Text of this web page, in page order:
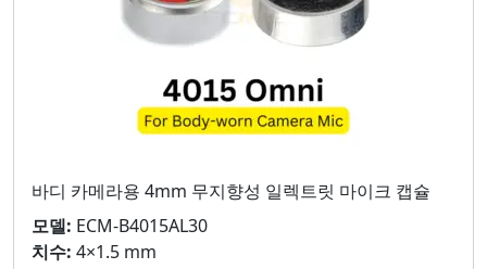
바디 카메라용 4mm 무지향성 일렉트릿 마이크 캡슐
모델: ECM-B4015AL30
치수: 4×1.5 mm